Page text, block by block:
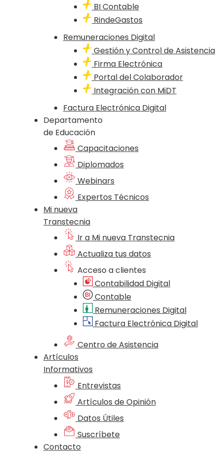
BI Contable
RindeGastos
Remuneraciones Digital
Gestión y Control de Asistencia
Firma Electrónica
Portal del Colaborador
Integración con MiDT
Factura Electrónica Digital
Departamento
de Educación
Capacitaciones
Diplomados
Webinars
Expertos Técnicos
Mi nueva
Transtecnia
Ir a Mi nueva Transtecnia
Actualiza tus datos
Acceso a clientes
Contabilidad Digital
Contable
Remuneraciones Digital
Factura Electrónica Digital
Centro de Asistencia
Artículos
Informativos
Entrevistas
Artículos de Opinión
Datos Útiles
Suscríbete
Contacto